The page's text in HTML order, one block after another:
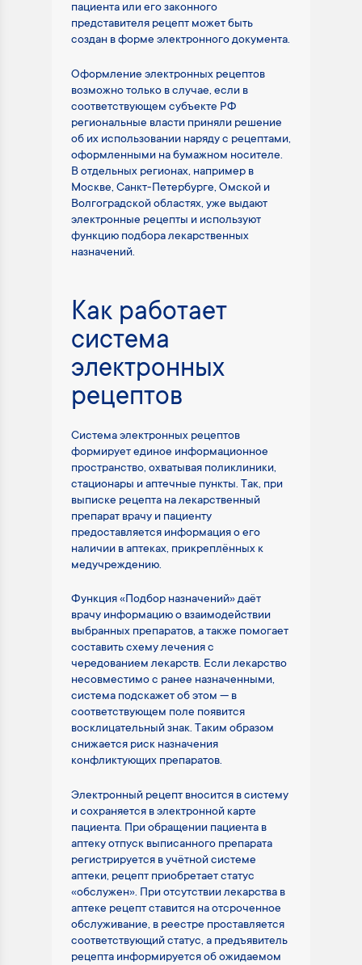
пациента или его законного
представителя рецепт может быть
создан в форме электронного документа.
Оформление электронных рецептов
возможно только в случае, если в
соответствующем субъекте РФ
региональные власти приняли решение
об их использовании наряду с рецептами,
оформленными на бумажном носителе.
В отдельных регионах, например в
Москве, Санкт-Петербурге, Омской и
Волгоградской областях, уже выдают
электронные рецепты и используют
функцию подбора лекарственных
назначений.
Как работает
система
электронных
рецептов
Система электронных рецептов
формирует единое информационное
пространство, охватывая поликлиники,
стационары и аптечные пункты. Так, при
выписке рецепта на лекарственный
препарат врачу и пациенту
предоставляется информация о его
наличии в аптеках, прикреплённых к
медучреждению.
Функция «Подбор назначений» даёт
врачу информацию о взаимодействии
выбранных препаратов, а также помогает
составить схему лечения с
чередованием лекарств. Если лекарство
несовместимо с ранее назначенными,
система подскажет об этом — в
соответствующем поле появится
восклицательный знак. Таким образом
снижается риск назначения
конфликтующих препаратов.
Электронный рецепт вносится в систему
и сохраняется в электронной карте
пациента. При обращении пациента в
аптеку отпуск выписанного препарата
регистрируется в учётной системе
аптеки, рецепт приобретает статус
«обслужен». При отсутствии лекарства в
аптеке рецепт ставится на отсроченное
обслуживание, в реестре проставляется
соответствующий статус, а предъявитель
рецепта информируется об ожидаемом